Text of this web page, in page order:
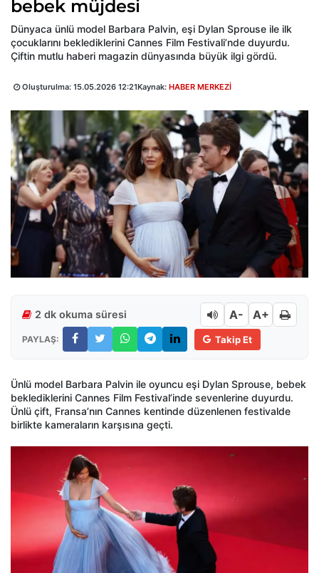
bebek müjdesi
Dünyaca ünlü model Barbara Palvin, eşi Dylan Sprouse ile ilk
çocuklarını beklediklerini Cannes Film Festivali’nde duyurdu.
Çiftin mutlu haberi magazin dünyasında büyük ilgi gördü.
Oluşturulma: 15.05.2026 12:21Kaynak: HABER MERKEZİ
2 dk okuma süresi A- A+
PAYLAŞ: Takip Et
Ünlü model Barbara Palvin ile oyuncu eşi Dylan Sprouse, bebek
beklediklerini Cannes Film Festival’inde sevenlerine duyurdu.
Ünlü çift, Fransa’nın Cannes kentinde düzenlenen festivalde
birlikte kameraların karşısına geçti.